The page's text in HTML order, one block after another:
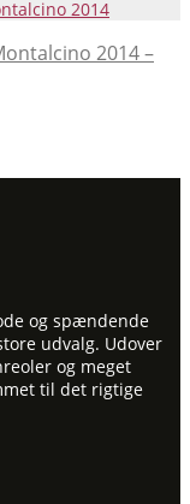
2014 –
og spændende
udvalg. Udover
og meget
til det rigtige